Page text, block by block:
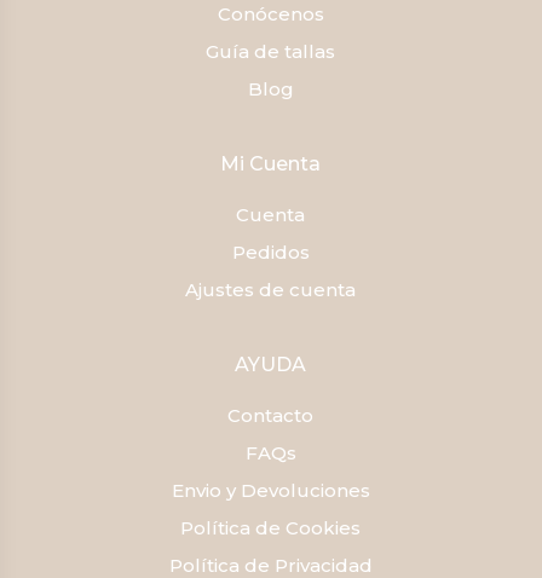
Conócenos
Guía de tallas
Blog
Mi Cuenta
Cuenta
Pedidos
Ajustes de cuenta
AYUDA
Contacto
FAQs
Envio y Devoluciones
Política de Cookies
Política de Privacidad